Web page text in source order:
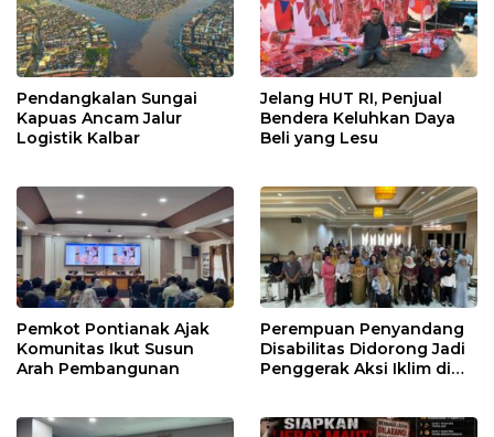
Pendangkalan Sungai
Kapuas Ancam Jalur
Logistik Kalbar
Jelang HUT RI, Penjual
Bendera Keluhkan Daya
Beli yang Lesu
Pemkot Pontianak Ajak
Komunitas Ikut Susun
Arah Pembangunan
Perempuan Penyandang
Disabilitas Didorong Jadi
Penggerak Aksi Iklim di